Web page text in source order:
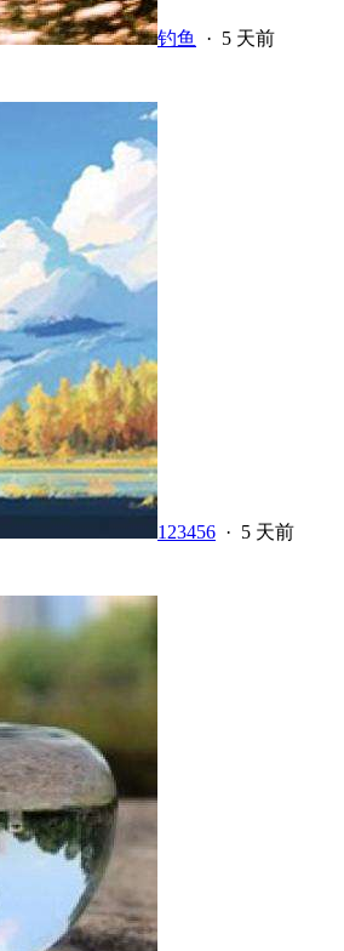
钓鱼 · 5 天前
123456 · 5 天前